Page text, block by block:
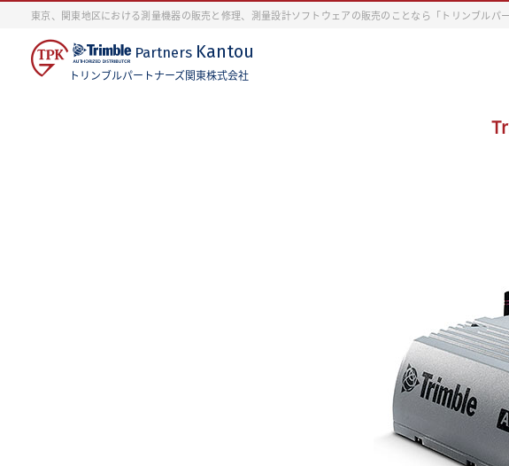
東京、関東地区における測量機器の販売と修理、測量設計ソフトウェアの販売のことなら「トリンブルパー
Partners Kantou
トリンブルパートナーズ関東株式会社